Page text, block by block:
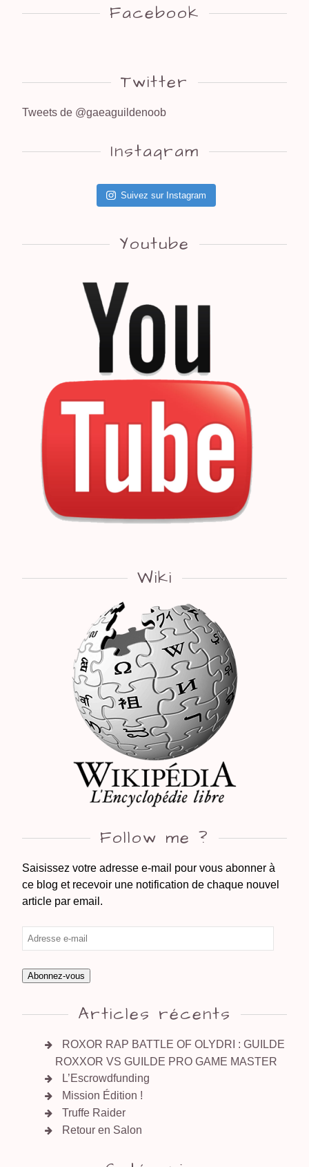
Facebook
Twitter
Tweets de @gaeaguildenoob
Instagram
Suivez sur Instagram
Youtube
Wiki
Follow me ?
Saisissez votre adresse e-mail pour vous abonner à
ce blog et recevoir une notification de chaque nouvel
article par email.
Abonnez-vous
Articles récents
ROXOR RAP BATTLE OF OLYDRI : GUILDE
ROXXOR VS GUILDE PRO GAME MASTER
L’Escrowdfunding
Mission Édition !
Truffe Raider
Retour en Salon